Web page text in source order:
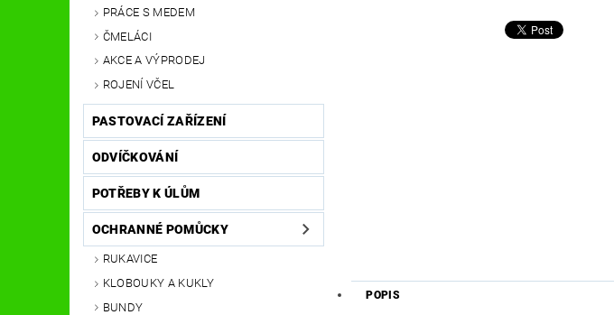
PRÁCE S MEDEM
ČMELÁCI
AKCE A VÝPRODEJ
ROJENÍ VČEL
PASTOVACÍ ZAŘÍZENÍ
ODVÍČKOVÁNÍ
POTŘEBY K ÚLŮM
OCHRANNÉ POMŮCKY
RUKAVICE
KLOBOUKY A KUKLY
BUNDY
POPIS